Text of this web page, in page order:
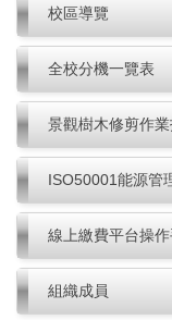
校區導覽
全校分機一覽表
景觀樹木修剪作業
ISO50001能源管
線上繳費平台操
組織成員